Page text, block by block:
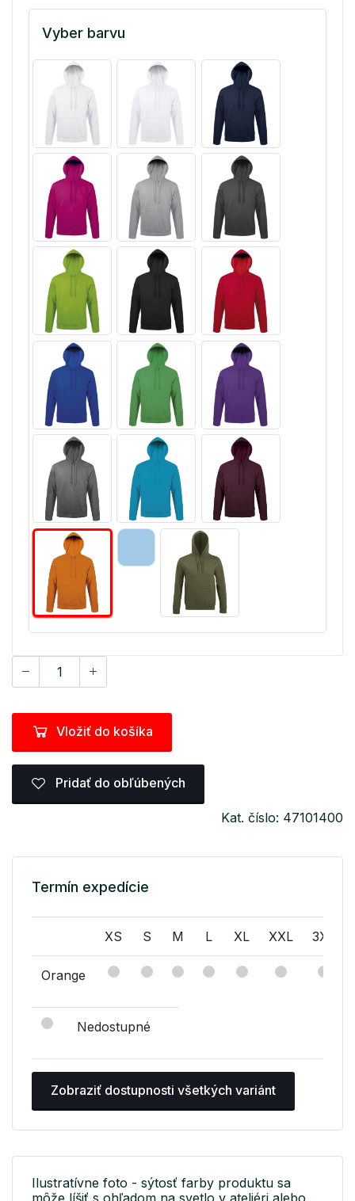
Vyber barvu
Vložiť do košíka
Pridať do obľúbených
Kat. číslo: 47101400
Termín expedície
XS S M L XL XXL 3XL
Orange
Nedostupné
Zobraziť dostupnosti všetkých variánt
Ilustratívne foto - sýtosť farby produktu sa
môže líšiť s ohľadom na svetlo v ateliéri alebo